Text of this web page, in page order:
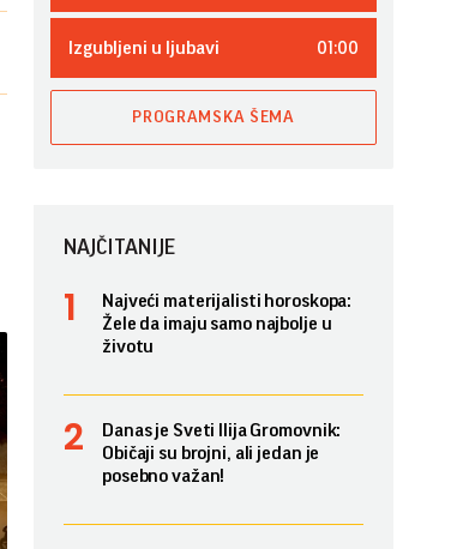
Izgubljeni u ljubavi 01:00
PROGRAMSKA ŠEMA
NAJČITANIJE
Najveći materijalisti horoskopa:
Žele da imaju samo najbolje u
životu
Danas je Sveti Ilija Gromovnik:
Običaji su brojni, ali jedan je
posebno važan!